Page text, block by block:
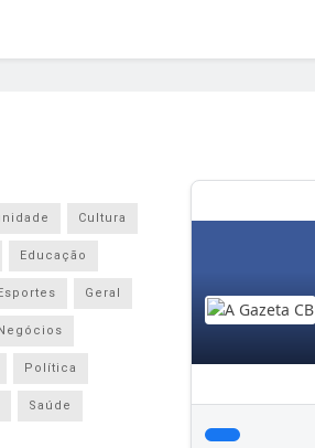
Cultura
Educação
Geral
Política
Saúde